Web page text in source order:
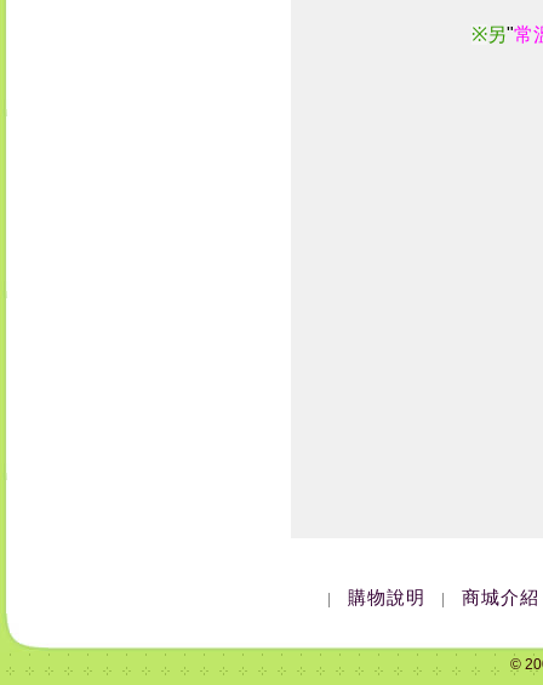
※另"常
購物說明 商城介紹
©